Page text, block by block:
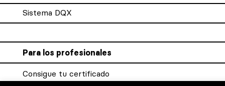
Sistema DQX
Para los profesionales
Consigue tu certificado